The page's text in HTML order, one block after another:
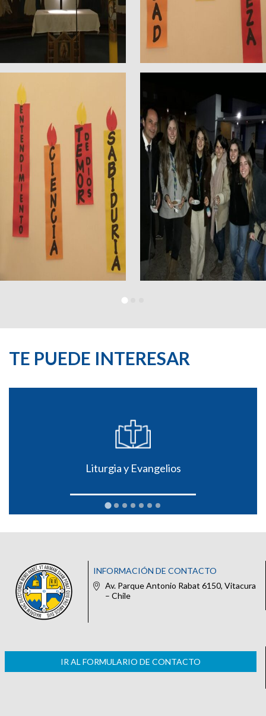
TE PUEDE INTERESAR
Liturgia y Evangelios
INFORMACIÓN DE CONTACTO
Av. Parque Antonio Rabat 6150, Vitacura
– Chile
IR AL FORMULARIO DE CONTACTO